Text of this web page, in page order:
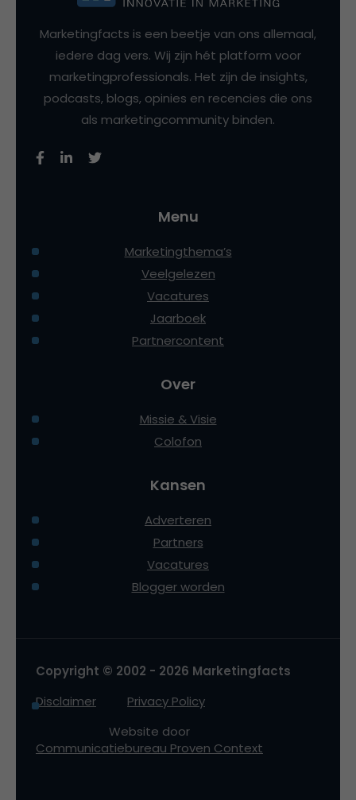
Marketingfacts is een beetje van ons allemaal,
iedere dag vers. Wij zijn hét platform voor
marketingprofessionals. Het zijn de insights,
podcasts, blogs, opinies en recencies die ons
als marketingcommunity binden.
Menu
Marketingthema’s
Veelgelezen
Vacatures
Jaarboek
Partnercontent
Over
Missie & Visie
Colofon
Kansen
Adverteren
Partners
Vacatures
Blogger worden
Copyright © 2002 - 2026 Marketingfacts
Disclaimer
Privacy Policy
Website door
Communicatiebureau Proven Context